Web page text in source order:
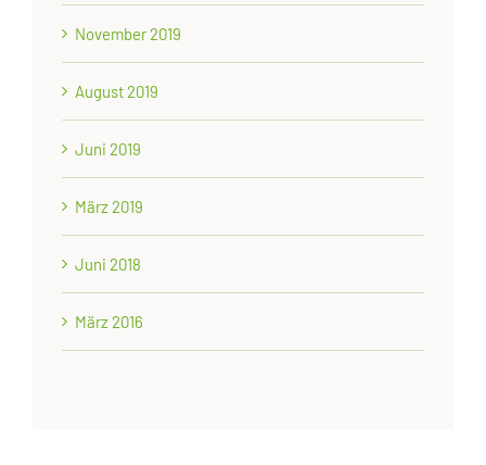
November 2019
August 2019
Juni 2019
März 2019
Juni 2018
März 2016